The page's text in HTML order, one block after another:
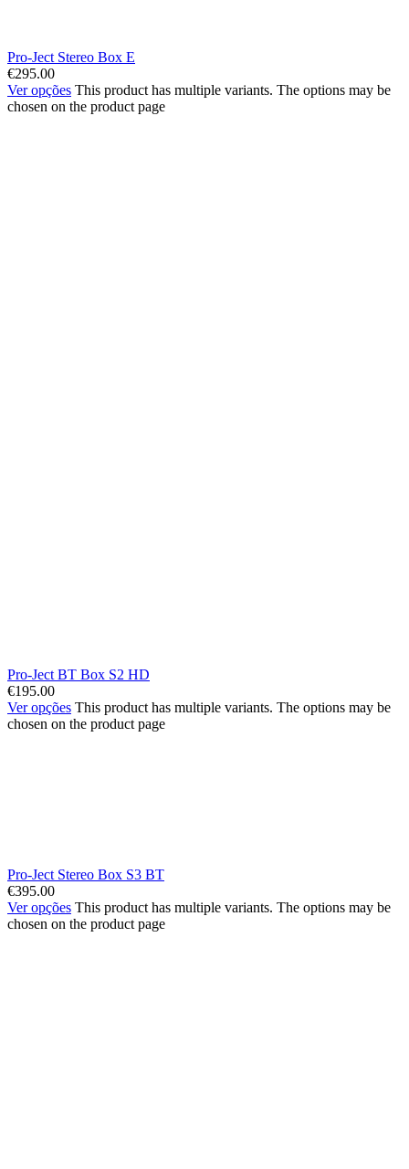
Pro-Ject Stereo Box E
€295.00
Ver opções This product has multiple variants. The options may be
chosen on the product page
Pro-Ject BT Box S2 HD
€195.00
Ver opções This product has multiple variants. The options may be
chosen on the product page
Pro-Ject Stereo Box S3 BT
€395.00
Ver opções This product has multiple variants. The options may be
chosen on the product page